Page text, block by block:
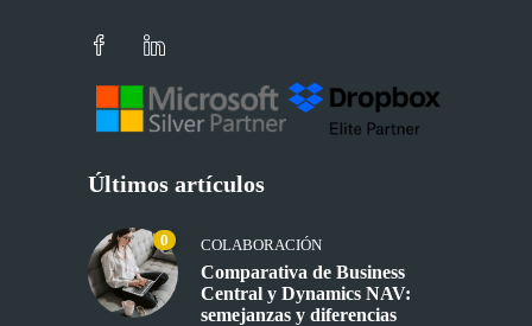
Últimos artículos
0 COLABORACIÓN
Comparativa de Business
Central y Dynamics NAV:
semejanzas y diferencias